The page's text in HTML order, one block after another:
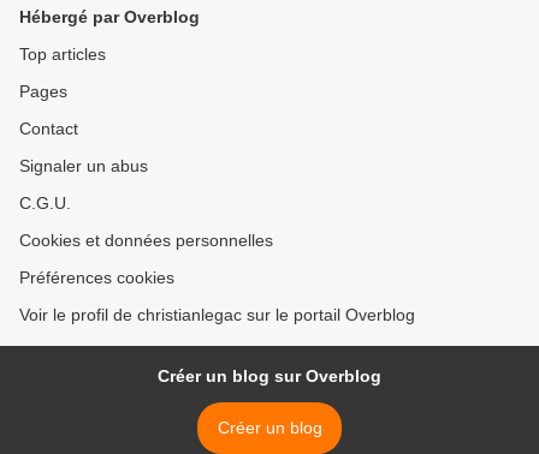
Hébergé par Overblog
Top articles
Pages
Contact
Signaler un abus
C.G.U.
Cookies et données personnelles
Préférences cookies
Voir le profil de christianlegac sur le portail Overblog
Créer un blog sur Overblog
Créer un blog